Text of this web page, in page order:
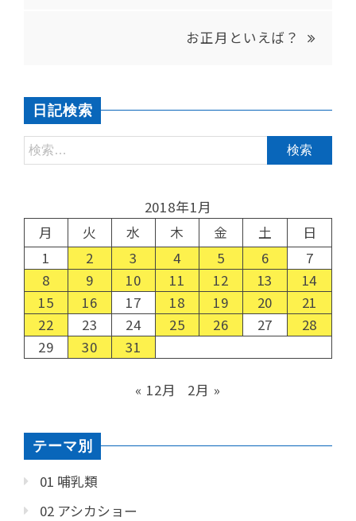
お正月といえば？
日記検索
2018年1月
月
火 水 木 金 土
日
1
2 3 4 5 6
7
8
9 10 11 12 13
14
15
16 17 18 19 20
21
22
23 24 25 26 27
28
29
30 31
« 12月 2月 »
テーマ別
01 哺乳類
02 アシカショー